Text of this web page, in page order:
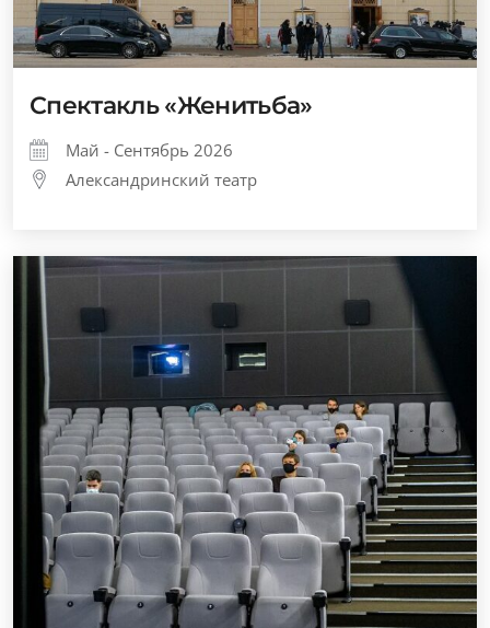
Спектакль «Женитьба»
Май - Сентябрь 2026
Александринский театр